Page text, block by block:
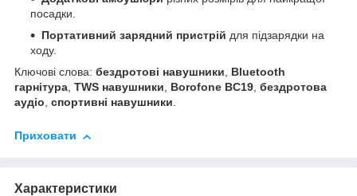
посадки.
Портативний зарядний пристрій для підзарядки на
ходу.
Ключові слова: бездротові навушники, Bluetooth
гарнітура, TWS навушники, Borofone BC19, бездротова
аудіо, спортивні навушники.
Приховати
Характеристики